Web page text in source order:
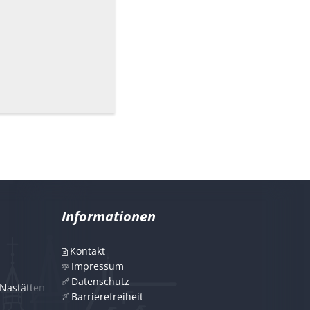
Informationen
Kontakt
Impressum
Datenschutz
Barrierefreiheit